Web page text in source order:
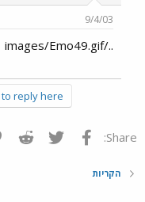
9/4/03
../images/Emo49.gif
reply here.
Share: פייסבוק Twitter
הקריות